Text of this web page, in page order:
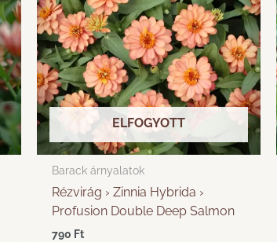
ELFOGYOTT
Barack árnyalatok
Rézvirág › Zinnia Hybrida ›
Profusion Double Deep Salmon
790 Ft